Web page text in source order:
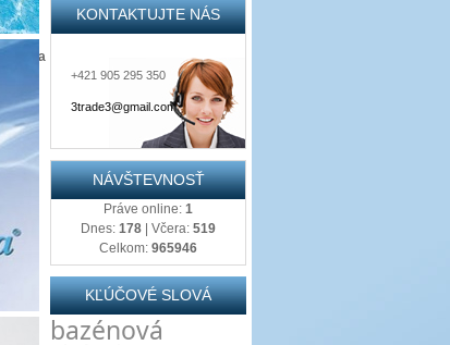
nízka
KONTAKTUJTE NÁS
+421 905 295 350
3trade3@gmail.com
NÁVŠTEVNOSŤ
Práve online: 1
Dnes: 178 | Včera: 519
Celkom: 965946
KĽÚČOVÉ SLOVÁ
bazénová